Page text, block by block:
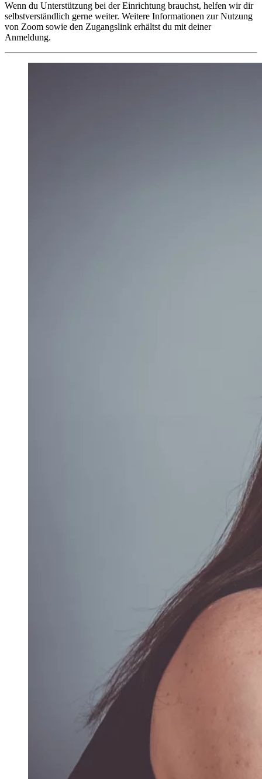
Wenn du Unterstützung bei der Einrichtung brauchst, helfen wir dir
selbstverständlich gerne weiter. Weitere Informationen zur Nutzung
von Zoom sowie den Zugangslink erhältst du mit deiner
Anmeldung.